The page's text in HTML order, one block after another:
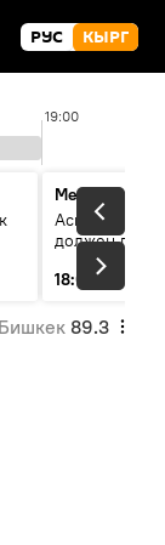
РУС КЫРГ
19:00
Меняющие
Аскар
должен
18:06
89.3